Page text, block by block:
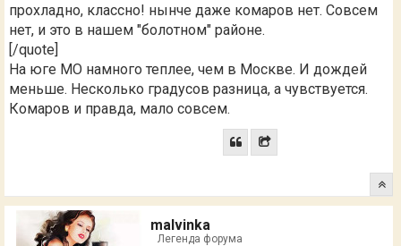
прохладно, классно! нынче даже комаров нет. Совсем
нет, и это в нашем "болотном" районе.
[/quote]
На юге МО намного теплее, чем в Москве. И дождей
меньше. Несколько градусов разница, а чувствуется.
Комаров и правда, мало совсем.
malvinka
Легенда форума